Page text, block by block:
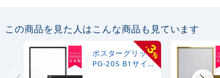
A2/B2/A1/B1対応 (L-Stand)
税抜
12,760円 税込
8月9日迄
この商品を見た人はこんな商品も見ています
-
3
%
ポスターグリップ
PG-20S B1サイズ